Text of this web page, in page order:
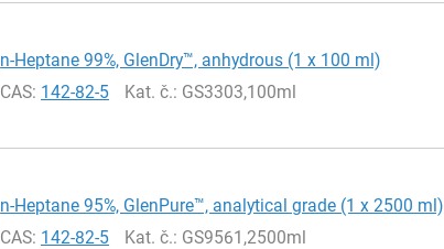
n-Heptane 99%, GlenDry™, anhydrous (1 x 100 ml)
CAS: 142-82-5 Kat. č.: GS3303,100ml
n-Heptane 95%, GlenPure™, analytical grade (1 x 2500 ml)
CAS: 142-82-5 Kat. č.: GS9561,2500ml